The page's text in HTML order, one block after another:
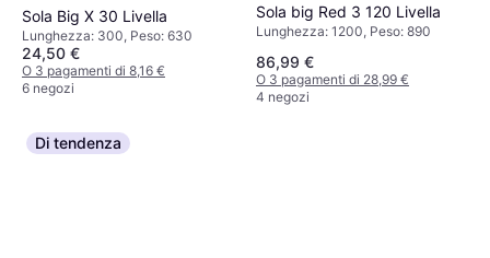
Sola Big X 30 Livella
Lunghezza: 300, Peso: 630
24,50 €
O 3 pagamenti di 8,16 €
6 negozi
Sola big Red 3 120 Livella
Lunghezza: 1200, Peso: 890
86,99 €
O 3 pagamenti di 28,99 €
4 negozi
Di tendenza